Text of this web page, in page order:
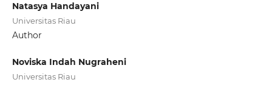
Natasya Handayani
Universitas Riau
Author
Noviska Indah Nugraheni
Universitas Riau